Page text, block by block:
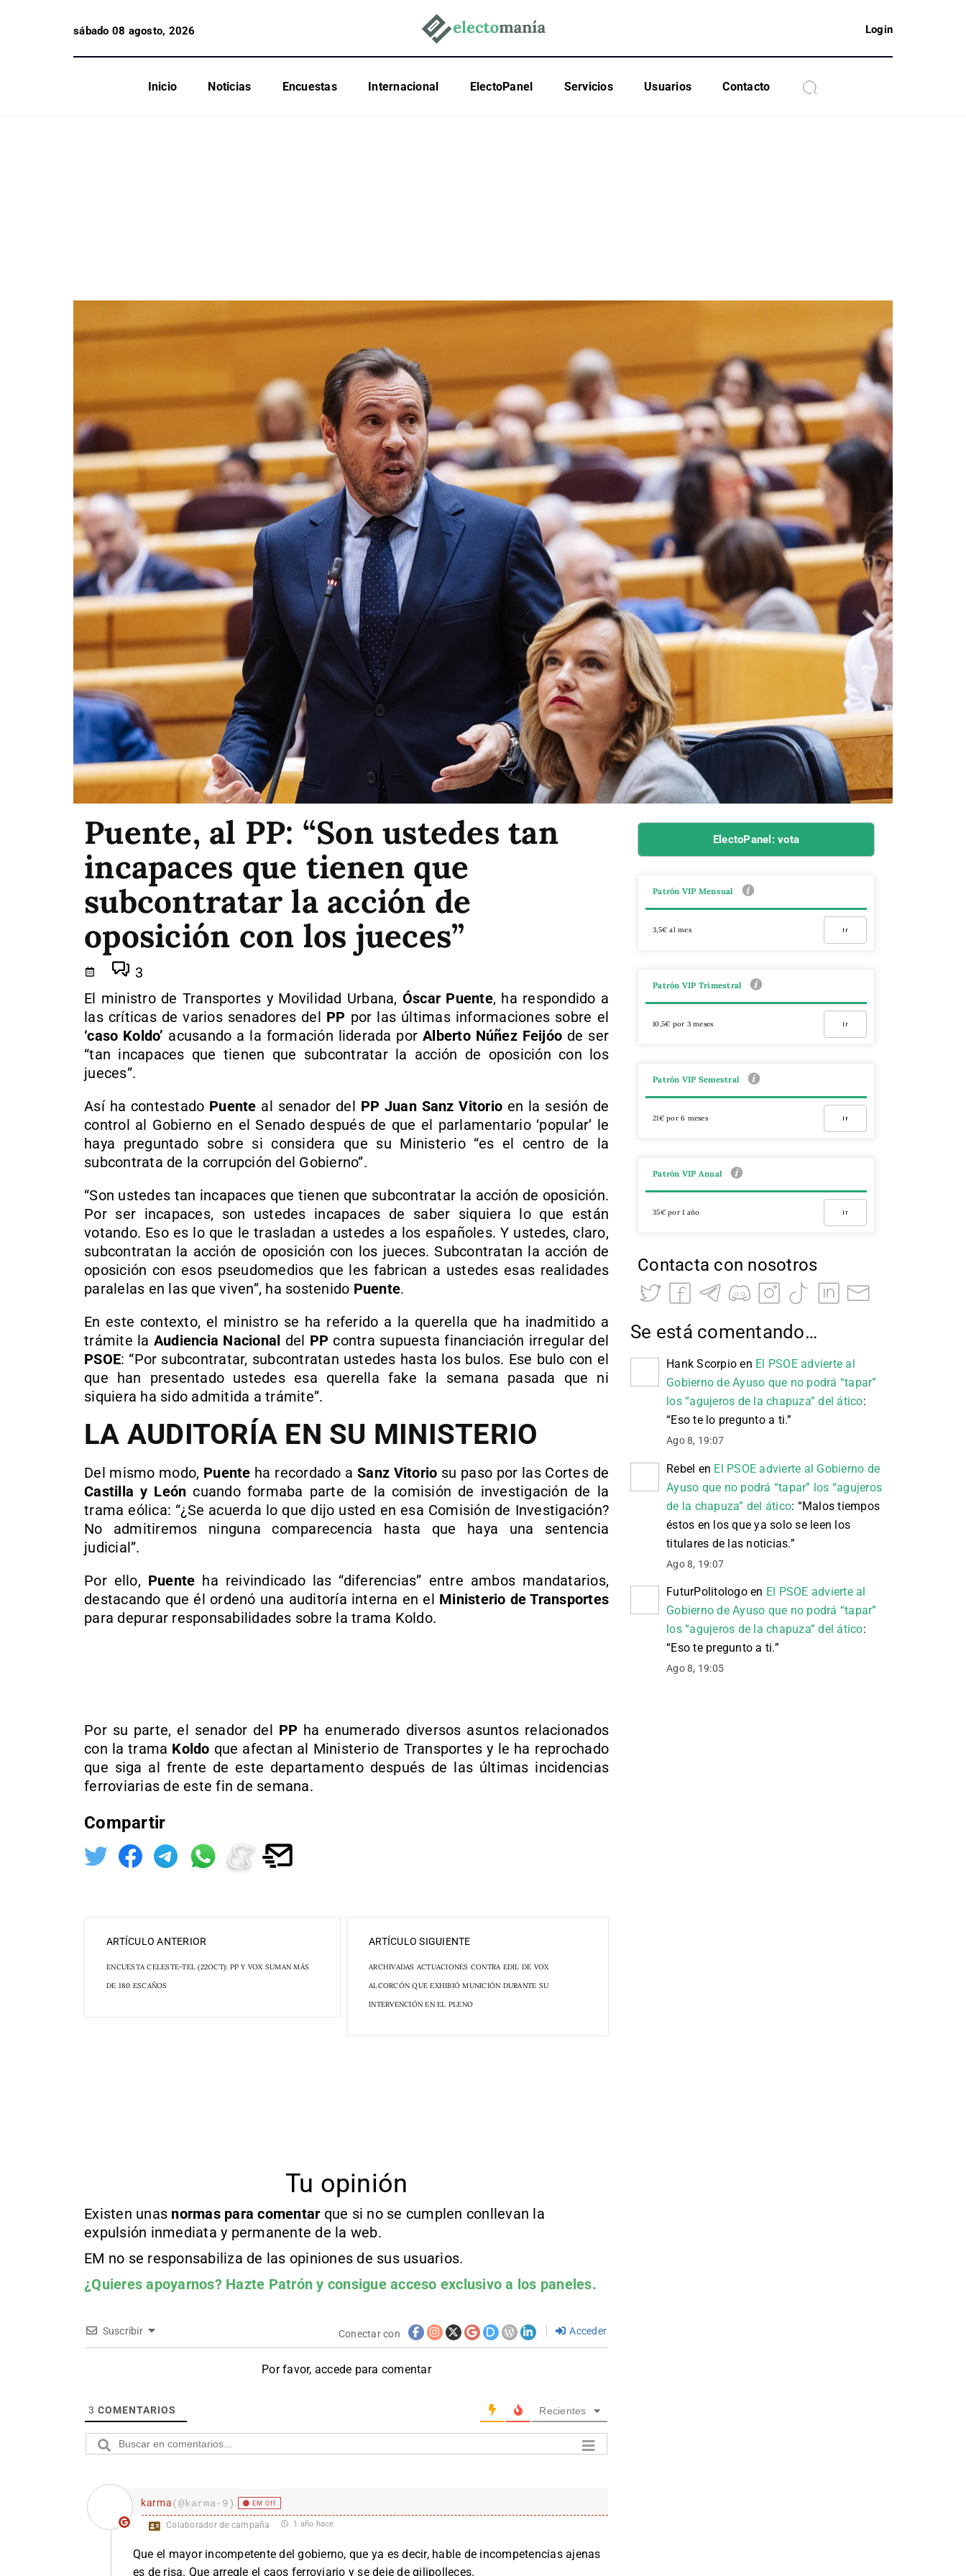
sábado 08 agosto, 2026 Login
Inicio Noticias Encuestas Internacional ElectoPanel Servicios Usuarios Contacto
Puente, al PP: “Son ustedes tan
incapaces que tienen que
subcontratar la acción de
oposición con los jueces”
3
El ministro de Transportes y Movilidad Urbana, Óscar Puente, ha respondido a
las críticas de varios senadores del PP por las últimas informaciones sobre el
‘caso Koldo’ acusando a la formación liderada por Alberto Núñez Feijóo de ser
“tan incapaces que tienen que subcontratar la acción de oposición con los
jueces”.
Así ha contestado Puente al senador del PP Juan Sanz Vitorio en la sesión de
control al Gobierno en el Senado después de que el parlamentario ‘popular’ le
haya preguntado sobre si considera que su Ministerio “es el centro de la
subcontrata de la corrupción del Gobierno”.
“Son ustedes tan incapaces que tienen que subcontratar la acción de oposición.
Por ser incapaces, son ustedes incapaces de saber siquiera lo que están
votando. Eso es lo que le trasladan a ustedes a los españoles. Y ustedes, claro,
subcontratan la acción de oposición con los jueces. Subcontratan la acción de
oposición con esos pseudomedios que les fabrican a ustedes esas realidades
paralelas en las que viven”, ha sostenido Puente.
En este contexto, el ministro se ha referido a la querella que ha inadmitido a
trámite la Audiencia Nacional del PP contra supuesta financiación irregular del
PSOE: “Por subcontratar, subcontratan ustedes hasta los bulos. Ese bulo con el
que han presentado ustedes esa querella fake la semana pasada que ni
siquiera ha sido admitida a trámite”.
LA AUDITORÍA EN SU MINISTERIO
Del mismo modo, Puente ha recordado aSanz Vitorio su paso por las Cortes de
Castilla y León cuando formaba parte de la comisión de investigación de la
trama eólica: “¿Se acuerda lo que dijo usted en esa Comisión de Investigación?
No admitiremos ninguna comparecencia hasta que haya una sentencia
judicial”.
Por ello, Puente ha reivindicado las “diferencias” entre ambos mandatarios,
destacando que él ordenó una auditoría interna en el Ministerio de Transportes
para depurar responsabilidades sobre la trama Koldo.
Por su parte, el senador del PP ha enumerado diversos asuntos relacionados
con la trama Koldo que afectan al Ministerio de Transportes y le ha reprochado
que siga al frente de este departamento después de las últimas incidencias
ferroviarias de este fin de semana.
Compartir
ARTÍCULO ANTERIOR
ENCUESTA CELESTE-TEL (22OCT): PP Y VOX SUMAN MÁS
DE 180 ESCAÑOS
ARTÍCULO SIGUIENTE
ARCHIVADAS ACTUACIONES CONTRA EDIL DE VOX
ALCORCÓN QUE EXHIBIÓ MUNICIÓN DURANTE SU
INTERVENCIÓN EN EL PLENO
Tu opinión
Existen unas normas para comentar que si no se cumplen conllevan la
expulsión inmediata y permanente de la web.
EM no se responsabiliza de las opiniones de sus usuarios.
¿Quieres apoyarnos? Hazte Patrón y consigue acceso exclusivo a los paneles.
Suscribir Conectar con Acceder
Por favor, accede para comentar
3 COMENTARIOS Recientes
karma(@karma-9) EM Off
Colaborador de campaña 1 año hace
Que el mayor incompetente del gobierno, que ya es decir, hable de incompetencias ajenas
es de risa. Que arregle el caos ferroviario y se deje de gilipolleces.
ElectoPanel: vota
Patrón VIP Mensual
3,5€ al mes Ir
Patrón VIP Trimestral
10,5€ por 3 meses Ir
Patrón VIP Semestral
21€ por 6 meses Ir
Patrón VIP Anual
35€ por 1 año Ir
Contacta con nosotros
Se está comentando…
Hank Scorpio en El PSOE advierte al
Gobierno de Ayuso que no podrá “tapar”
los “agujeros de la chapuza” del ático:
“Eso te lo pregunto a ti.”
Ago 8, 19:07
Rebel en El PSOE advierte al Gobierno de
Ayuso que no podrá “tapar” los “agujeros
de la chapuza” del ático: “Malos tiempos
éstos en los que ya solo se leen los
titulares de las noticias.”
Ago 8, 19:07
FuturPolitologoen El PSOE advierte al
Gobierno de Ayuso que no podrá “tapar”
los “agujeros de la chapuza” del ático:
“Eso te pregunto a ti.”
Ago 8, 19:05